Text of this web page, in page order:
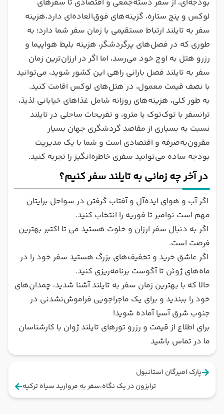
بودجه‌ای، از سفر دسته‌جمعی و اقتصادی تا سفرهای
لوکس و پنج ستاره، گزینه‌های فوق‌العاده‌ای دارد،هزینه
سفر به تایلند ارتباط مستقیمی با زمان سفر شما دارد؛ به
طوری که در فصل‌های پرگردشگر، هزینه بلیط هواپیما و
رزرو هتل به اوج خود می‌رسد، اما اگر در ارزان‌ترین زمان
سفر به تایلند فصل بارانی راهی این کشور شوید، می‌توانید
با نصف قیمت معمول، در هتل‌های لوکس اقامت کنید.
به طور کلی، هزینه‌های روزانه شامل غذاهای خیابانی لذیذ،
ترانسفر با توک‌توک یا مترو، و تفریحات ساحلی در تایلند
نسبت به بسیاری از مقاصد گردشگری جهان بسیار
مقرون‌به‌صرفه و اقتصادی است و شما با یک مدیریت
بودجه ساده می‌توانید سفری خاطره‌انگیز را تجربه کنید.
در آخر چه زمانی به تایلند سفر کنیم؟
اگر آب و هوای ایده‌آل و آفتاب گرفتن در سواحل برایتان
مهم است نوامبر تا فوریه را انتخاب کنید.
اگر به دنبال سفر ارزان و خلوت هستید می تا اکتبر بهترین
فرصت است.
اگر عاشق خرید و تخفیف‌های بزرگ هستید سفر خود را در
ماه‌های ژوئن تا آگوست برنامه‌ریزی کنید.
حالا که با بهترین زمان سفر به تایلند آشنا شدید، چمدان‌های
خود را ببندید و برای یک ماجراجویی فراموش‌نشدنی در
جنوب شرق آسیا آماده شوید!
برای اطلاع از قیمت و رزرو تورهای تایلند ژوان با کارشناسان
ما در تماس باشید
پارک امیرگان استانبول
​ترابزون در یک نگاه،​سفر به مروارید سیاه ترکیه